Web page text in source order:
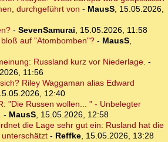
durchgeführt von - MausS, 15.05.2026,
- SevenSamurai, 15.05.2026, 11:58
auf "Atombomben"?- MausS,
Russland kurz vor Niederlage. -
11:56
Riley Waggaman alias Edward
12:40
"Die Russen wollen... " - Unbelegter
- MausS, 15.05.2026, 12:58
die Lage sehr gut ein: Rusland hat die
- Reffke, 15.05.2026, 13:28